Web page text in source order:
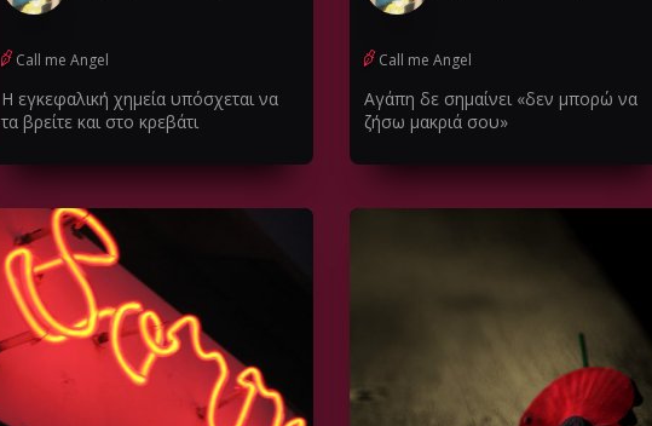
Call me Angel
Η εγκεφαλική χημεία υπόσχεται να
τα βρείτε και στο κρεβάτι
Call me Angel
Αγάπη δε σημαίνει «δεν μπορώ να
ζήσω μακριά σου»